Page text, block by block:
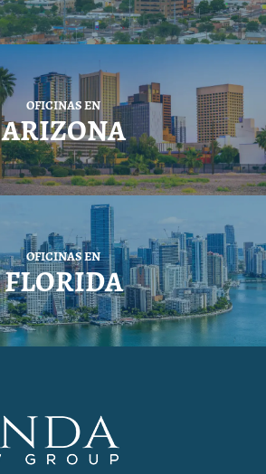
OFICINAS EN
ARIZONA
OFICINAS EN
FLORIDA